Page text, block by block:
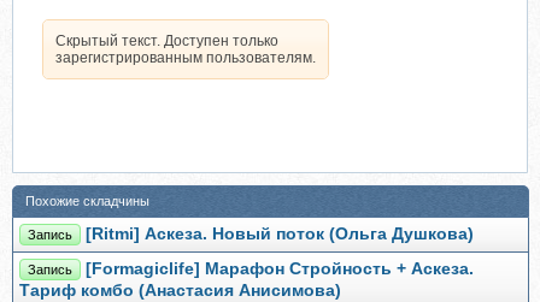
Скрытый текст. Доступен только
зарегистрированным пользователям.
Похожие складчины
Запись [Ritmi] Аскеза. Новый поток (Ольга Душкова)
Запись
[Formagiclife] Марафон Стройность + Аскеза.
Тариф комбо (Анастасия Анисимова)